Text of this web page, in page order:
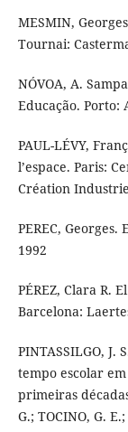
MESMIN,
Tournai:
NÓVOA, A.
Educação. Porto:
PAUL-LÉVY,
l’espace. Paris:
Création
PEREC, Georges.
1992
PÉREZ, Clara R.
Barcelona:
PINTASSILGO, J.
tempo escolar
primeiras
G.; TOCINO, G.